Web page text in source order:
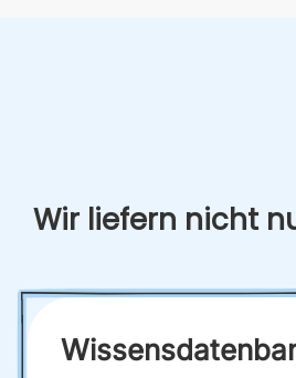
Wir lie­fern nicht